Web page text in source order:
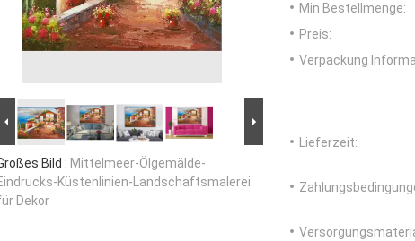
Bild : Mittelmeer-Ölgemälde-
Küstenlinien-Landschaftsmalerei
Dekor
Min Bestellmenge:
Preis:
Verpackung
Lieferzeit: